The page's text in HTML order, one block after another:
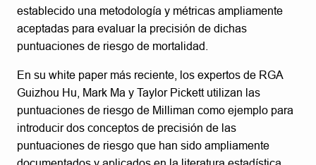
establecido una metodología y métricas ampliamente
aceptadas para evaluar la precisión de dichas
puntuaciones de riesgo de mortalidad.
En su white paper más reciente, los expertos de RGA
Guizhou Hu, Mark Ma y Taylor Pickett utilizan las
puntuaciones de riesgo de Milliman como ejemplo para
introducir dos conceptos de precisión de las
puntuaciones de riesgo que han sido ampliamente